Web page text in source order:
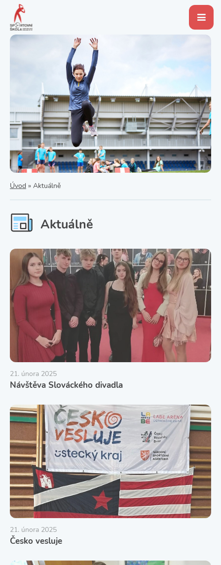
Úvod » Aktuálně
Aktuálně
21. února 2025
Návštěva Slováckého divadla
21. února 2025
Česko vesluje